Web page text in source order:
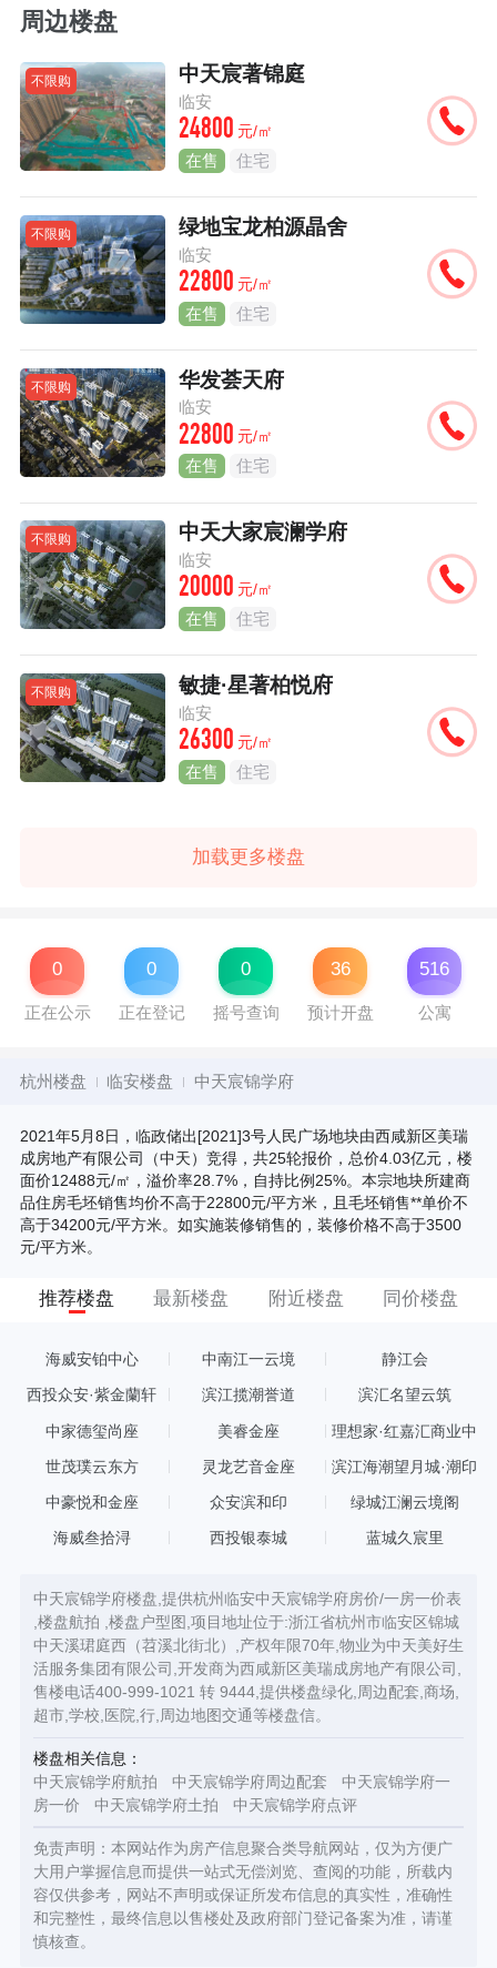
周边楼盘
不限购 中天宸著锦庭
临安
24800 元/㎡
在售 住宅
不限购 绿地宝龙柏源晶舍
临安
22800 元/㎡
在售 住宅
不限购 华发荟天府
临安
22800 元/㎡
在售 住宅
不限购 中天大家宸澜学府
临安
20000 元/㎡
在售 住宅
不限购 敏捷·星著柏悦府
临安
26300 元/㎡
在售 住宅
加载更多楼盘
0
正在公示
0
正在登记
0
摇号查询
36
预计开盘
516
公寓
杭州楼盘 临安楼盘 中天宸锦学府
2021年5月8日，临政储出[2021]3号人民广场地块由西咸新区美瑞
成房地产有限公司（中天）竞得，共25轮报价，总价4.03亿元，楼
面价12488元/㎡，溢价率28.7%，自持比例25%。本宗地块所建商
品住房毛坯销售均价不高于22800元/平方米，且毛坯销售**单价不
高于34200元/平方米。如实施装修销售的，装修价格不高于3500
元/平方米。
推荐楼盘 最新楼盘 附近楼盘 同价楼盘
海威安铂中心 中南江一云境 静江会
西投众安·紫金蘭轩 滨江揽潮誉道 滨汇名望云筑
中家德玺尚座 美睿金座
理想家·红嘉汇商业中
世茂璞云东方 灵龙艺音金座 滨江海潮望月城·潮印
中豪悦和金座 众安滨和印 绿城江澜云境阁
海威叁拾浔 西投银泰城 蓝城久宸里
中天宸锦学府楼盘,提供杭州临安中天宸锦学府房价/一房一价表
,楼盘航拍 ,楼盘户型图,项目地址位于:浙江省杭州市临安区锦城
中天溪珺庭西（苕溪北街北）,产权年限70年,物业为中天美好生
活服务集团有限公司,开发商为西咸新区美瑞成房地产有限公司,
售楼电话400-999-1021 转 9444,提供楼盘绿化,周边配套,商场,
超市,学校,医院,行,周边地图交通等楼盘信。
楼盘相关信息：
中天宸锦学府航拍
中天宸锦学府周边配套
中天宸锦学府一
房一价
中天宸锦学府土拍 中天宸锦学府点评
免责声明：本网站作为房产信息聚合类导航网站，仅为方便广
大用户掌握信息而提供一站式无偿浏览、查阅的功能，所载内
容仅供参考，网站不声明或保证所发布信息的真实性，准确性
和完整性，最终信息以售楼处及政府部门登记备案为准，请谨
慎核查。